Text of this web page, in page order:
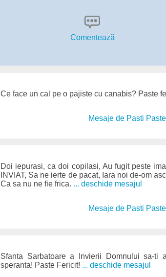
Comentează
Ce face un cal pe o pajiste cu canabis? Paste
Mesaje de Pasti
Doi iepurasi, ca doi copilasi, Au fugit peste
INVIAT, Sa ne ierte de pacat, Iara noi de-om
Ca sa nu ne fie frica. ... deschide mesajul
Mesaje de Pasti
Sfanta Sarbatoare a Invierii Domnului sa-ti
speranta! Paste Fericit! ... deschide mesajul